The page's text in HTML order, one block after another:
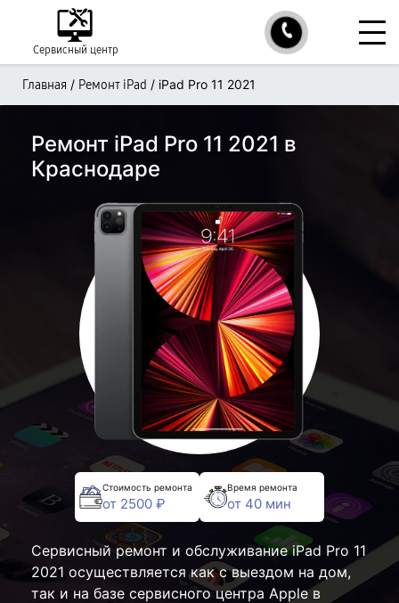
Сервисный центр
Главная / Ремонт iPad / iPad Pro 11 2021
Ремонт iPad Pro 11 2021 в
Краснодаре
Стоимость ремонта
от 2500 ₽
Время ремонта
от 40 мин
Сервисный ремонт и обслуживание iPad Pro 11
2021 осуществляется как с выездом на дом,
так и на базе сервисного центра Apple в